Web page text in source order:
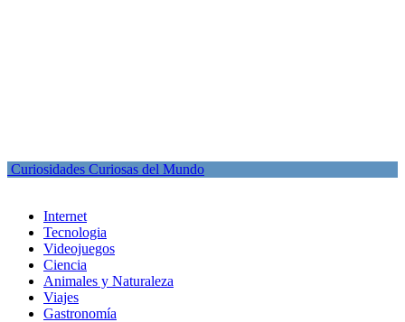
Curiosidades Curiosas del Mundo
Internet
Tecnologia
Videojuegos
Ciencia
Animales y Naturaleza
Viajes
Gastronomía